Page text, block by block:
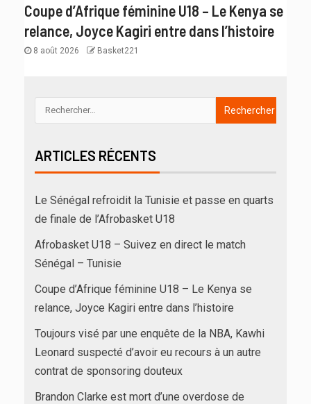
Coupe d’Afrique féminine U18 – Le Kenya se
relance, Joyce Kagiri entre dans l’histoire
8 août 2026 Basket221
ARTICLES RÉCENTS
Le Sénégal refroidit la Tunisie et passe en quarts
de finale de l’Afrobasket U18
Afrobasket U18 – Suivez en direct le match
Sénégal – Tunisie
Coupe d’Afrique féminine U18 – Le Kenya se
relance, Joyce Kagiri entre dans l’histoire
Toujours visé par une enquête de la NBA, Kawhi
Leonard suspecté d’avoir eu recours à un autre
contrat de sponsoring douteux
Brandon Clarke est mort d’une overdose de